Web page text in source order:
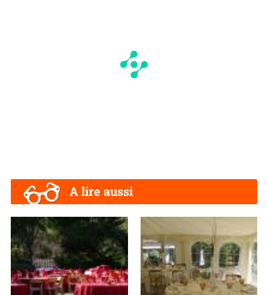
A lire aussi